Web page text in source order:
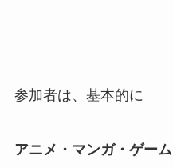
参加者は、基本的に
アニメ・マンガ・ゲー